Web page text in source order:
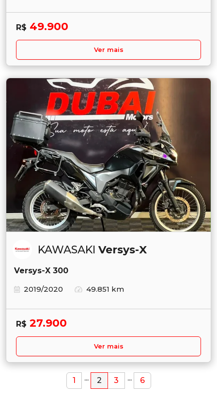
R$ 49.900
Ver mais
KAWASAKI Versys-X
Versys-X 300
2019/2020
49.851 km
R$ 27.900
Ver mais
1 ... 2 3 ... 6